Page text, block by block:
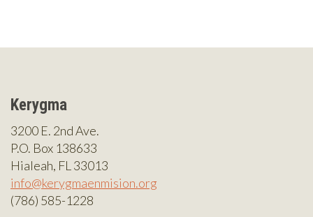
Kerygma
3200 E. 2nd Ave.
P.O. Box 138633
Hialeah, FL 33013
info@kerygmaenmision.org
(786) 585-1228